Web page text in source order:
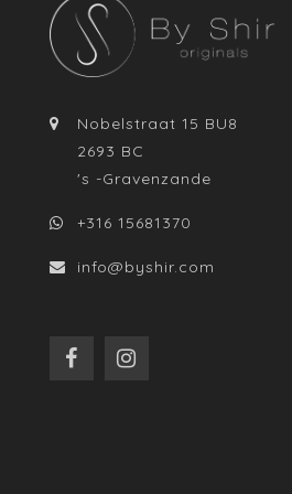
Nobelstraat 15 BU8
2693 BC
's -Gravenzande
+316 15681370
info@byshir.com